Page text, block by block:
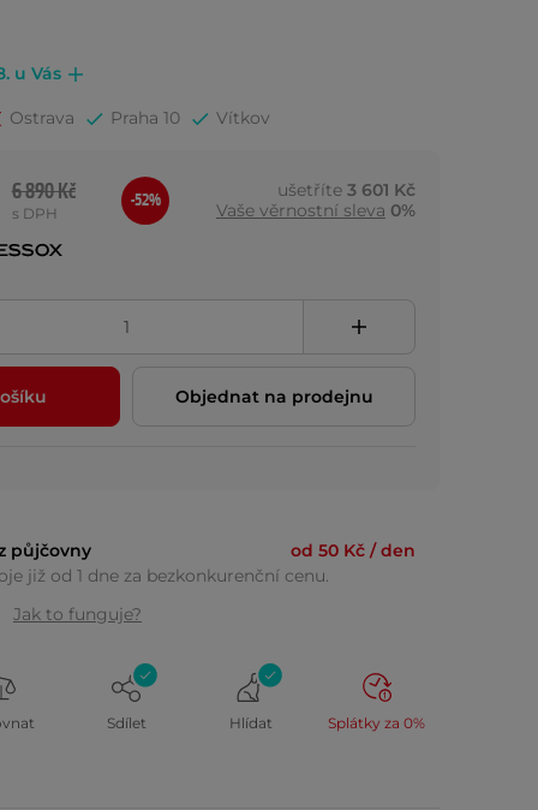
u Vás
Ostrava Praha 10 Vítkov
6 890 Kč
s DPH
-52% ušetříte 3 601 Kč
Vaše věrnostní sleva 0%
Objednat na prodejnu
od 50 Kč / den
půjčovny
již od 1 dne za bezkonkurenční cenu.
Jak to funguje?
Sdílet Hlídat Splátky za 0%